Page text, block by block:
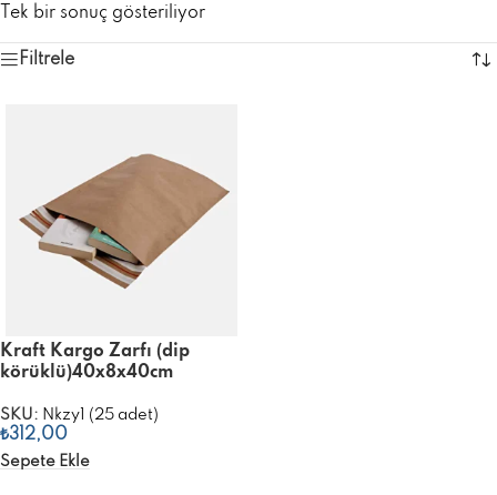
Tek bir sonuç gösteriliyor
Filtrele
Kraft Kargo Zarfı (dip
körüklü)40x8x40cm
SKU: Nkzy1 (25 adet)
₺312,00
Sepete Ekle